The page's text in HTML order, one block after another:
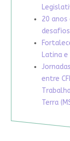
20 anos
desafios
Latina e
entre
Terra